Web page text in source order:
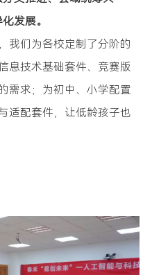
发展。
我们为各校定制了分阶的
息技术基础套件、竞赛版
需求；为初中、小学配置
适配套件，让低龄孩子也